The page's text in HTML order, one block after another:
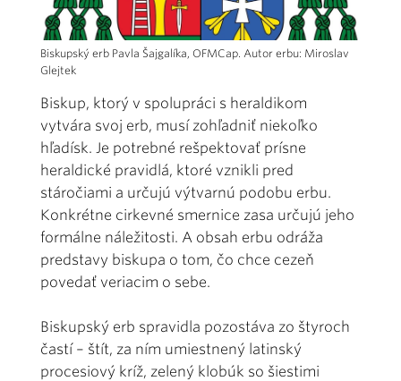
Biskupský erb Pavla Šajgalíka, OFMCap. Autor erbu: Miroslav
Glejtek
Biskup, ktorý v spolupráci s heraldikom
vytvára svoj erb, musí zohľadniť niekoľko
hľadísk. Je potrebné rešpektovať prísne
heraldické pravidlá, ktoré vznikli pred
stáročiami a určujú výtvarnú podobu erbu.
Konkrétne cirkevné smernice zasa určujú jeho
formálne náležitosti. A obsah erbu odráža
predstavy biskupa o tom, čo chce cezeň
povedať veriacim o sebe.
Biskupský erb spravidla pozostáva zo štyroch
častí – štít, za ním umiestnený latinský
procesiový kríž, zelený klobúk so šiestimi